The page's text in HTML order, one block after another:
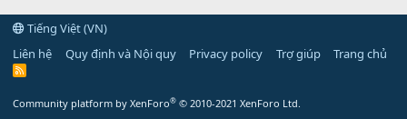
Tiếng Việt (VN)
Liên hệ
Quy định và Nội quy Privacy policy Trợ giúp Trang chủ
R
Community platform by XenForo® © 2010-2021 XenForo Ltd.